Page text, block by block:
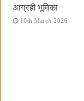
आग्रही भूमिका
10th March 2026